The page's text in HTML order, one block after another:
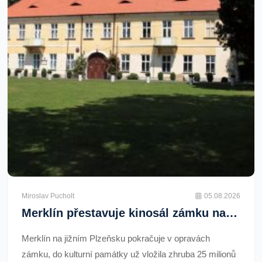
Miroslav Pucholt 05.08.2026
Merklín přestavuje kinosál zámku na společenský sál pro 150 lidí. Náklady přes 4 miliony
Merklín na jižním Plzeňsku pokračuje v opravách
zámku, do kulturní památky už vložila zhruba 25 milionů